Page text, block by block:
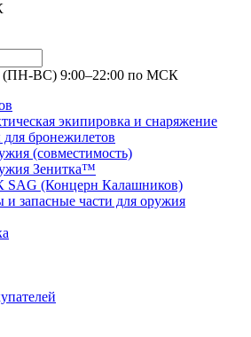
(ПН-ВС) 9:00–22:00 по МСК
экипировка и снаряжение
бронежилетов
(совместимость)
Зенитка™
(Концерн Калашников)
и запасные части для оружия